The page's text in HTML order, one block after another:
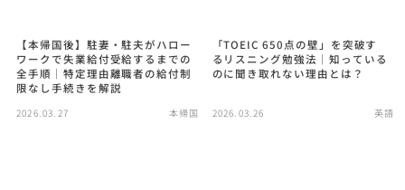
【本帰国後】駐妻・駐夫がハロー
ワークで失業給付受給するまでの
全手順｜特定理由離職者の給付制
限なし手続きを解説
2026.03.27 本帰国
「TOEIC 650点の壁」を突破す
るリスニング勉強法｜知っている
のに聞き取れない理由とは？
2026.03.26 英語